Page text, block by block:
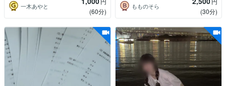
一木あやと
(60分)
もものそら
(30分)